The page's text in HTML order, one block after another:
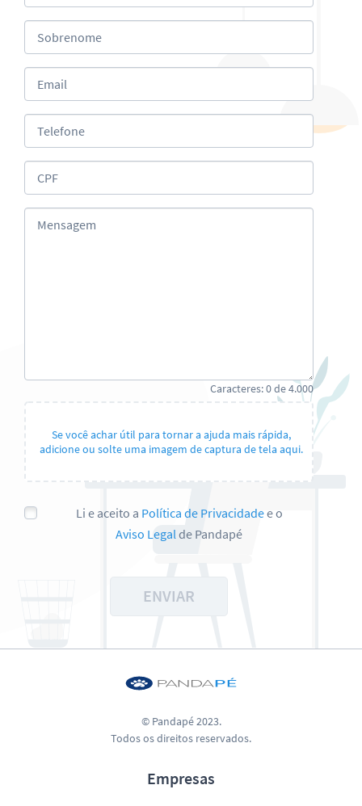
Sobrenome
Email
Telefone
CPF
Mensagem
Caracteres:0de4.000
Se você achar útil para tornar a ajuda mais rápida,
adicione ou solte uma imagem de captura de tela aqui.
Li e aceito a Política de Privacidadee o
Aviso Legalde Pandapé
ENVIAR
© Pandapé 2023.
Todos os direitos reservados.
Empresas